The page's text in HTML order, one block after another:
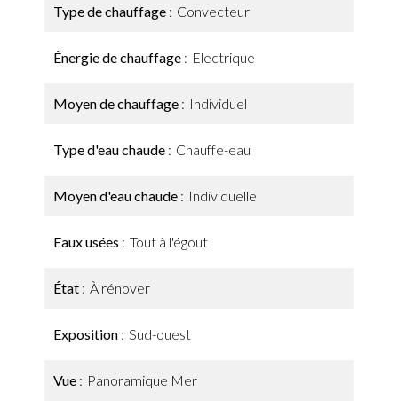
Type de chauffage Convecteur
Énergie de chauffage Electrique
Moyen de chauffage Individuel
Type d'eau chaude Chauffe-eau
Moyen d'eau chaude Individuelle
Eaux usées Tout à l'égout
État À rénover
Exposition Sud-ouest
Vue Panoramique Mer